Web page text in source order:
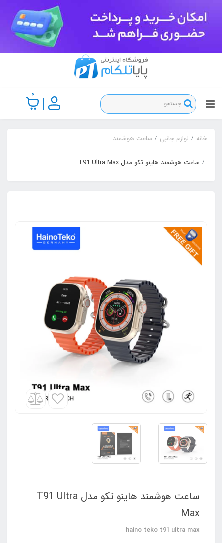
0
خانه لوازم جانبی ساعت هوشمند
ساعت هوشمند هاینو تکو مدل T91 Ultra Max
ساعت هوشمند هاینو تکو مدل T91 Ultra
Max
haino teko t91 ultra max